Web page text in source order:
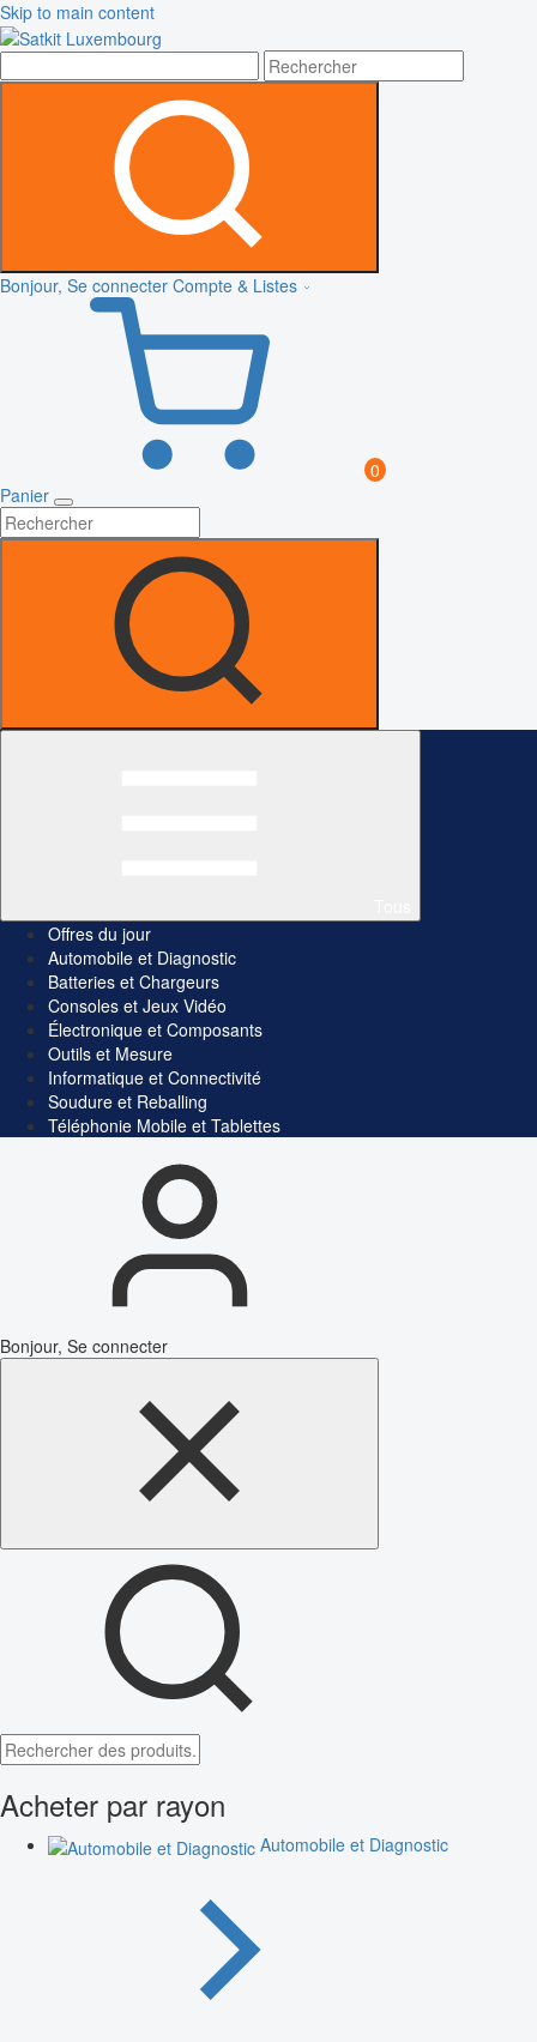
Skip to main content
Bonjour, Se connecter Compte & Listes
0
Panier
Offres du jour
Automobile et Diagnostic
Batteries et Chargeurs
Consoles et Jeux Vidéo
Électronique et Composants
Outils et Mesure
Informatique et Connectivité
Soudure et Reballing
Téléphonie Mobile et Tablettes
Bonjour, Se connecter
Acheter par rayon
Automobile et Diagnostic